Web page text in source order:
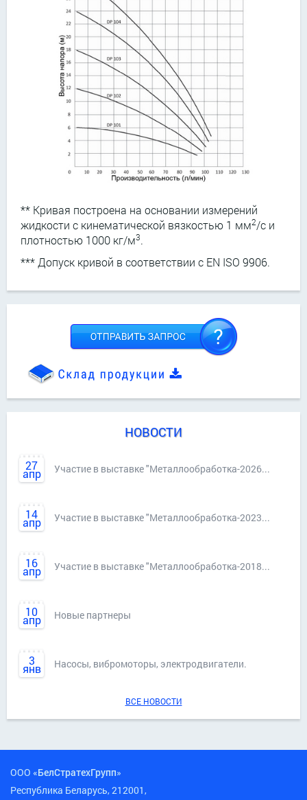
** Кривая построена на основании измерений
жидкости с кинематической вязкостью 1 мм2/с и
плотностью 1000 кг/м3.
*** Допуск кривой в соответствии с EN ISO 9906.
НОВОСТИ
27
апр Участие в выставке "Металлообработка-2026...
14
апр Участие в выставке "Металлообработка-2023...
16
апр Участие в выставке "Металлообработка-2018...
10
апр Новые партнеры
3
янв Насосы, вибромоторы, электродвигатели.
ВСЕ НОВОСТИ
ООО «БелСтратехГрупп»
Республика Беларусь, 212001,